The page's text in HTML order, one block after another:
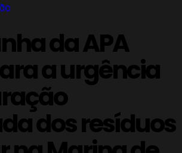
da APA
a urgência
dos resíduos